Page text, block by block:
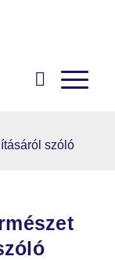
szóló